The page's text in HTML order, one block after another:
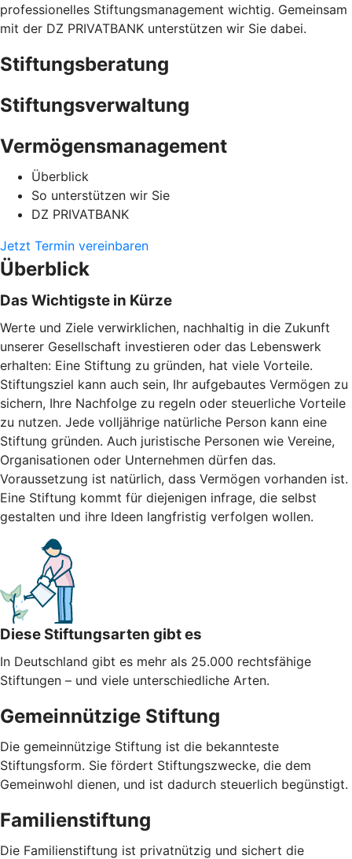
professionelles Stiftungsmanagement wichtig. Gemeinsam
mit der DZ PRIVATBANK unterstützen wir Sie dabei.
Stiftungsberatung
Stiftungsverwaltung
Vermögensmanagement
Überblick
So unterstützen wir Sie
DZ PRIVATBANK
Jetzt Termin vereinbaren
Überblick
Das Wichtigste in Kürze
Werte und Ziele verwirklichen, nachhaltig in die Zukunft
unserer Gesellschaft investieren oder das Lebenswerk
erhalten: Eine Stiftung zu gründen, hat viele Vorteile.
Stiftungsziel kann auch sein, Ihr aufgebautes Vermögen zu
sichern, Ihre Nachfolge zu regeln oder steuerliche Vorteile
zu nutzen. Jede volljährige natürliche Person kann eine
Stiftung gründen. Auch juristische Personen wie Vereine,
Organisationen oder Unternehmen dürfen das.
Voraussetzung ist natürlich, dass Vermögen vorhanden ist.
Eine Stiftung kommt für diejenigen infrage, die selbst
gestalten und ihre Ideen langfristig verfolgen wollen.
Diese Stiftungsarten gibt es
In Deutschland gibt es mehr als 25.000 rechtsfähige
Stiftungen – und viele unterschiedliche Arten.
Gemeinnützige Stiftung
Die gemeinnützige Stiftung ist die bekannteste
Stiftungsform. Sie fördert Stiftungszwecke, die dem
Gemeinwohl dienen, und ist dadurch steuerlich begünstigt.
Familienstiftung
Die Familienstiftung ist privatnützig und sichert die